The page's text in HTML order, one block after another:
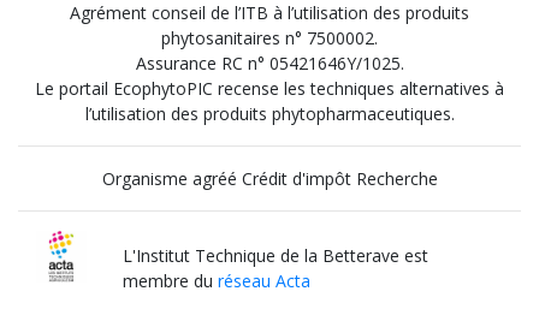
Agrément conseil de l’ITB à l’utilisation des produits
phytosanitaires n° 7500002.
Assurance RC n° 05421646Y/1025.
Le portail EcophytoPIC recense les techniques alternatives à
l’utilisation des produits phytopharmaceutiques.
Organisme agréé Crédit d'impôt Recherche
L'Institut Technique de la Betterave est
membre duréseau Acta